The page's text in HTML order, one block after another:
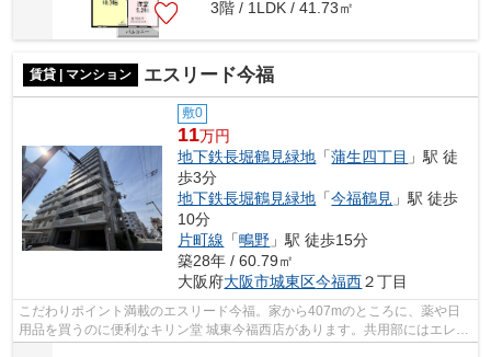
3階 / 1LDK / 41.73㎡
賃貸 | マンション エスリード今福
敷0
11万円
地下鉄長堀鶴見緑地 「蒲生四丁目 」駅 徒
歩3分
地下鉄長堀鶴見緑地 「今福鶴見 」駅 徒歩
10分
片町線 「鴫野 」駅 徒歩15分
築28年 / 60.79㎡
大阪府大阪市城東区今福西２丁目
こだわりポイント満載のエスリード今福。家から407mのところに、薬や日
用品を買うのに便利なキリン堂 城東今福西店があります。共用部にはエレベ
ータ・敷地内ごみ置き場などが揃ってお...